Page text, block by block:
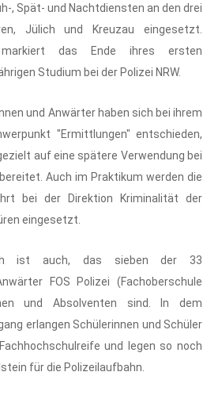
, Spät- und Nachtdiensten an den drei
Jülich und Kreuzau eingesetzt.
markiert das Ende ihres ersten
Studium bei der Polizei NRW.
und Anwärter haben sich bei ihrem
"Ermittlungen" entschieden,
auf eine spätere Verwendung bei
Auch im Praktikum werden die
bei der Direktion Kriminalität der
eingesetzt.
ist auch, das sieben der 33
FOS Polizei (Fachoberschule
und Absolventen sind. In dem
erlangen Schülerinnen und Schüler
und legen so noch
für die Polizeilaufbahn.